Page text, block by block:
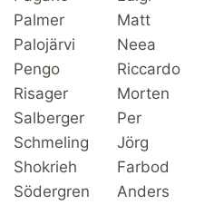
Palmer
Matt
Palojärvi
Neea
Pengo
Riccardo
Risager
Morten
Salberger
Per
Schmeling
Jörg
Shokrieh
Farbod
Södergren
Anders